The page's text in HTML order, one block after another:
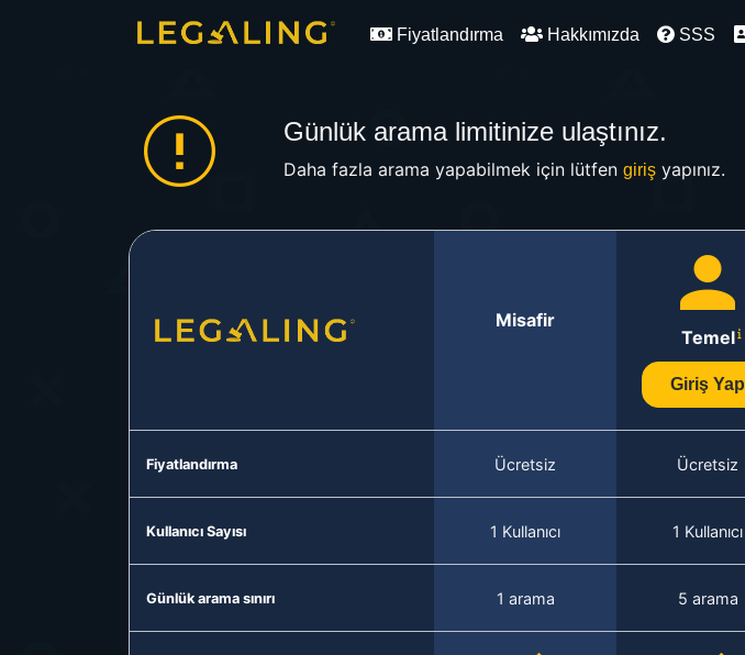
Fiyatlandırma Hakkımızda SSS
Günlük arama limitinize ulaştınız.
Daha fazla arama yapabilmek için lütfen girişyapınız.
Misafir
Temel
Giriş Yap
Fiyatlandırma Ücretsiz Ücretsiz
Kullanıcı Sayısı 1 Kullanıcı 1 Kullanıcı
Günlük arama sınırı 1 arama 5 arama